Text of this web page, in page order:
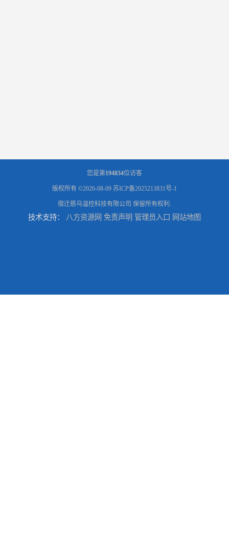
您是第194834位访客
版权所有 ©2026-08-09 苏ICP备2025213831号-1
宿迁慈乌温控科技有限公司 保留所有权利.
技术支持： 八方资源网 免责声明 管理员入口 网站地图